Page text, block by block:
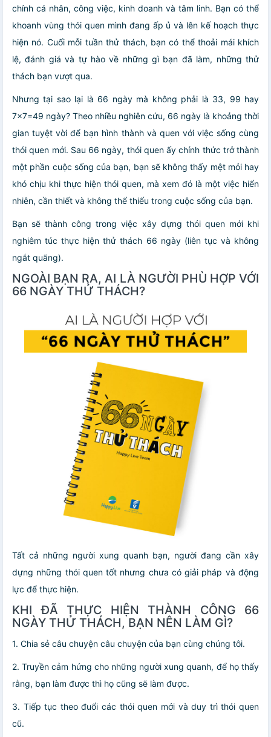
chính cá nhân, công việc, kinh doanh và tâm linh. Bạn có thể
khoanh vùng thói quen mình đang ấp ủ và lên kế hoạch thực
hiện nó. Cuối mỗi tuần thử thách, bạn có thể thoải mái khích
lệ, đánh giá và tự hào về những gì bạn đã làm, những thử
thách bạn vượt qua.
Nhưng tại sao lại là 66 ngày mà không phải là 33, 99 hay
7×7=49 ngày? Theo nhiều nghiên cứu, 66 ngày là khoảng thời
gian tuyệt vời để bạn hình thành và quen với việc sống cùng
thói quen mới. Sau 66 ngày, thói quen ấy chính thức trở thành
một phần cuộc sống của bạn, bạn sẽ không thấy mệt mỏi hay
khó chịu khi thực hiện thói quen, mà xem đó là một việc hiển
nhiên, cần thiết và không thể thiếu trong cuộc sống của bạn.
Bạn sẽ thành công trong việc xây dựng thói quen mới khi
nghiêm túc thực hiện thử thách 66 ngày (liên tục và không
ngắt quãng).
NGOÀI BẠN RA, AI LÀ NGƯỜI PHÙ HỢP VỚI
66 NGÀY THỬ THÁCH?
Tất cả những người xung quanh bạn, người đang cần xây
dựng những thói quen tốt nhưng chưa có giải pháp và động
lực để thực hiện.
KHI ĐÃ THỰC HIỆN THÀNH CÔNG 66
NGÀY THỬ THÁCH, BẠN NÊN LÀM GÌ?
1. Chia sẻ câu chuyện câu chuyện của bạn cùng chúng tôi.
2. Truyền cảm hứng cho những người xung quanh, để họ thấy
rằng, bạn làm được thì họ cũng sẽ làm được.
3. Tiếp tục theo đuổi các thói quen mới và duy trì thói quen
cũ.